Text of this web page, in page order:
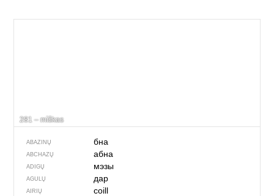
281 – mìškas
ABAZINŲ бна
ABCHAZŲ абна
ADIGŲ мэзы
AGULŲ дар
AIRIŲ coill